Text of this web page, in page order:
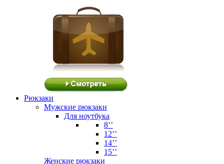
Рюкзаки
Мужские рюкзаки
Для ноутбука
8’’
12’’
14’’
15’’
Женские рюкзаки